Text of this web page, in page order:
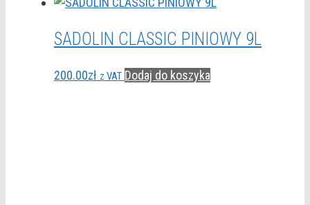
SADOLIN CLASSIC PINIOWY 9L
200.00zł z VAT Dodaj do koszyka